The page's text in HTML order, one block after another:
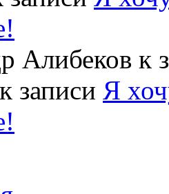
Алибеков к
к записи Я